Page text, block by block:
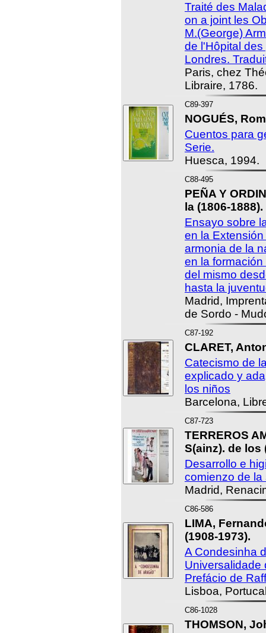
Traité des
on a joint les
M.(George)
de l'Hôpital
Londres.
Paris, chez
Libraire, 1786.
C89-397
NOGUÉS,
Cuentos para
Serie.
Huesca, 1994.
C88-495
PEÑA Y
la (1806-1888).
Ensayo sobre
en la
armonia de la
en la
del mismo
hasta la
Madrid,
de Sordo -
C87-192
CLARET,
Catecismo de
explicado y
los niños
Barcelona,
C87-723
TERREROS
S(ainz). de los
Desarrollo e
comienzo de
Madrid,
C86-586
LIMA,
(1908-1973).
A Condesinha
Universalidade
Prefácio de
Lisboa,
C86-1028
THOMSON,